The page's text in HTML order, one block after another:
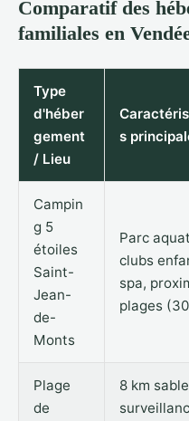
Comparatif des
familiales en
Type
d'héber
gement
/ Lieu
s
Campin
g 5
étoiles
Saint-
Jean-
de-
Monts
Parc
clubs
spa,
plages
Plage
de
8 km